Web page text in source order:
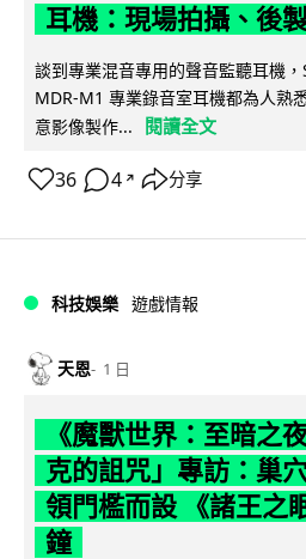
耳機：現場拍攝、後
談到專業混音專用的聲音監聽耳機
MDR-M1 專業錄音室耳機都為人熟
意影像製作...
閱讀全文
36 4 ↗ 分享
科技娛樂 遊戲情報
天恩 1 日
《魔獸世界：至暗之
克的詛咒」專訪：巢
領門檻而設 《諸王之
鐘